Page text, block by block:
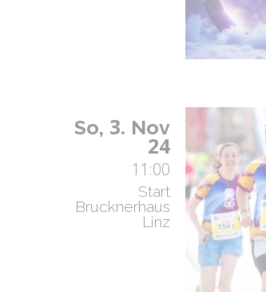
So, 3. Nov
24
11:00
Start
Brucknerhaus
Linz